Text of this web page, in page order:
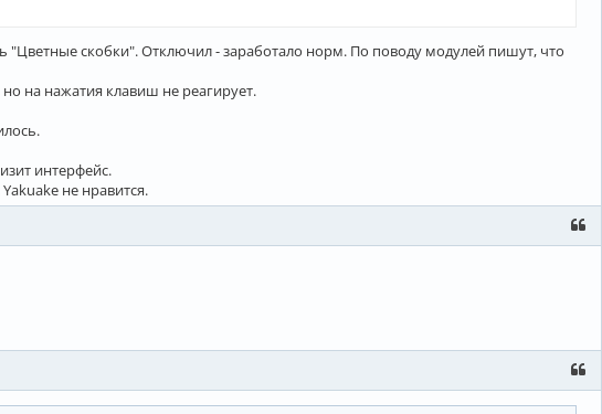
скобки". Отключил - заработало норм. По поводу модулей пишут, что
на нажатия клавиш не реагирует.
интерфейс.
не нравится.